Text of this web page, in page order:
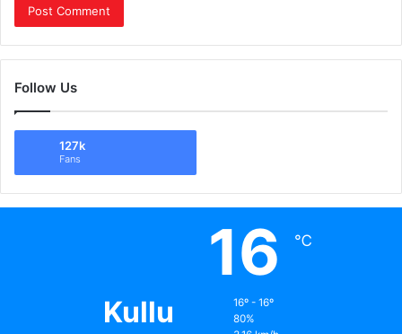
Follow Us
127k
Fans
Kullu
16 ℃
16º - 16º
80%